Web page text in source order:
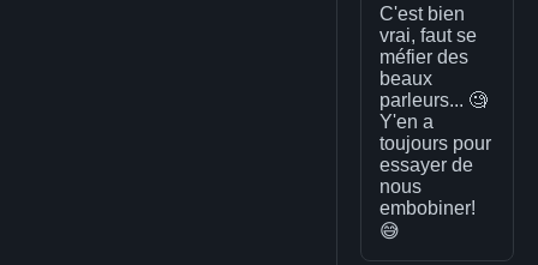
C'est bien
vrai, faut se
méfier des
beaux
parleurs... 🧐
Y'en a
toujours pour
essayer de
nous
embobiner!
😅